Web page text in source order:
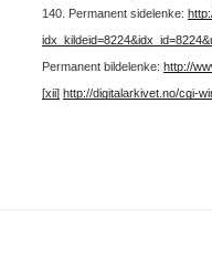
140. Permanent sidelenke:
Permanent bildelenke: http://
[xii] http://digitalarkivet.no/cgi-